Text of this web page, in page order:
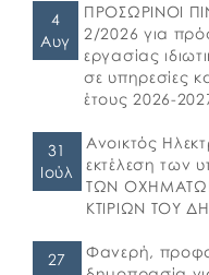
4
Αυγ
ΠΡΟΣΩΡΙΝΟΙ
2/2026 για
εργασίας
σε υπηρεσίες
έτους 2026-
31
Ιούλ
Ανοικτός
εκτέλεση των
ΤΩΝ
ΚΤΙΡΙΩΝ ΤΟΥ
27
Φανερή,